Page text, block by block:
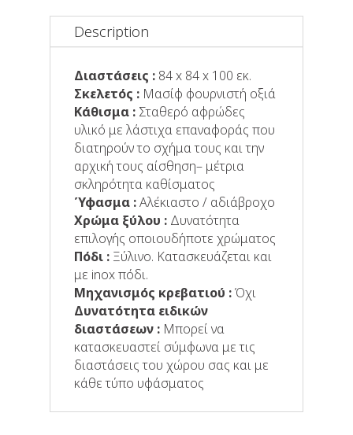
Description
Διαστάσεις : 84 x 84 x 100 εκ.
Σκελετός :Μασίφ φουρνιστή οξιά
Κάθισμα :Σταθερό αφρώδες
υλικό με λάστιχα επαναφοράς που
διατηρούν το σχήμα τους και την
αρχική τους αίσθηση– μέτρια
σκληρότητα καθίσματος
Ύφασμα :Αλέκιαστo / αδιάβροχo
Χρώμα ξύλου :Δυνατότητα
επιλογής οποιουδήποτε χρώματος
Πόδι :Ξύλινο. Κατασκευάζεται και
με inox πόδι.
Μηχανισμός κρεβατιού :Όχι
Δυνατότητα ειδικών
διαστάσεων :Μπορεί να
κατασκευαστεί σύμφωνα με τις
διαστάσεις του χώρου σας και με
κάθε τύπο υφάσματος